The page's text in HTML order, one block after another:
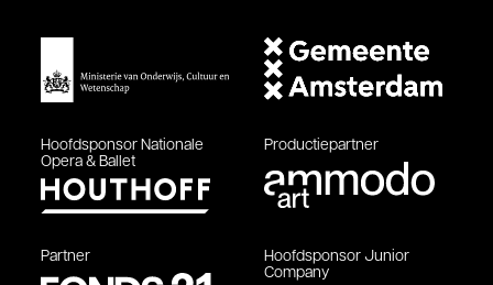
Hoofdsponsor Nationale
Opera & Ballet
Productiepartner
Partner Hoofdsponsor Junior
Company